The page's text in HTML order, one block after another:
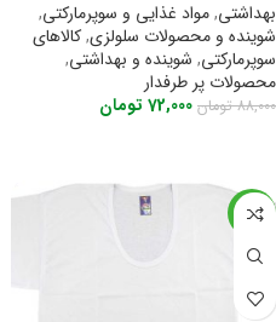
بهداشتی,مواد غذایی و سوپرمارکتی,
شوینده و محصولات سلولزی,کالاهای
سوپرمارکتی, شوینده و بهداشتی,
محصولات پر طرفدار
88,000 تومان 72,000 تومان
-52%